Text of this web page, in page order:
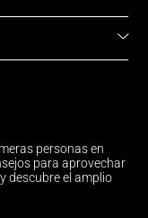
personas en
para aprovechar
descubre el amplio